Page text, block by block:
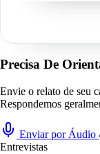
Precisa De
Envie o relato de seu
Respondemos
Enviar por Áudio
Entrevistas